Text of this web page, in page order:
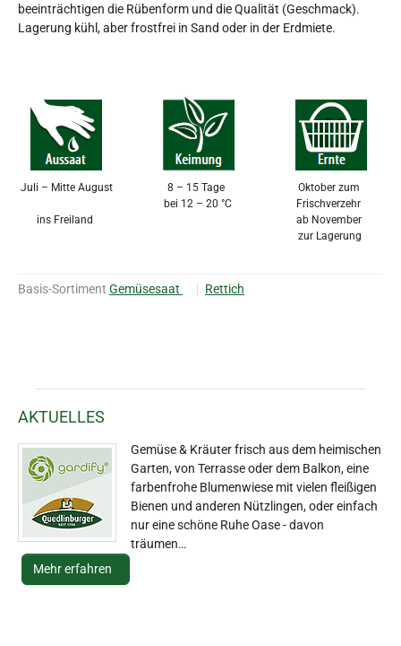
beeinträchtigen die Rübenform und die Qualität (Geschmack).
Lagerung kühl, aber frostfrei in Sand oder in der Erdmiete.
Juli – Mitte August
ins Freiland
8 – 15 Tage
bei 12 – 20 °C
Oktober zum
Frischverzehr
ab November
zur Lagerung
Basis-Sortiment Gemüsesaat Rettich
AKTUELLES
Gemüse & Kräuter frisch aus dem heimischen
Garten, von Terrasse oder dem Balkon, eine
farbenfrohe Blumenwiese mit vielen fleißigen
Bienen und anderen Nützlingen, oder einfach
nur eine schöne Ruhe Oase - davon
träumen…
Mehr erfahren